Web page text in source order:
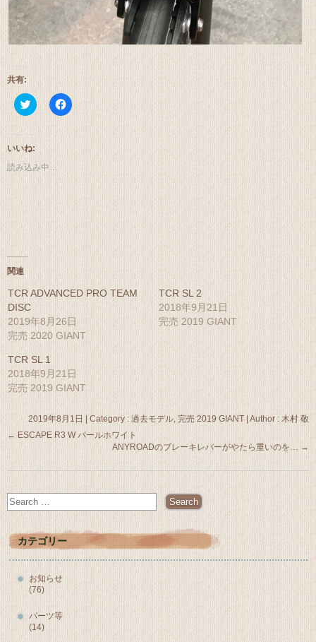
共有:
ク
リ
て
Twitter
で
共
し
開
ま
Facebook
で
ウ
ド
ウ
で
ま
す)
いいね:
読み込み中…
関連
TCR ADVANCED PRO TEAM
DISC
2019年8月26日
完売 2020 GIANT
TCR SL 2
2018年9月21日
完売 2019 GIANT
TCR SL 1
2018年9月21日
完売 2019 GIANT
2019年8月1日 | Category : 過去モデル, 完売 2019 GIANT | Author : 木村 敬
← ESCAPE R3 W パールホワイト
ANYROADのブレーキレバーがやたら重いのを… →
カテゴリー
お知らせ
(76)
パーツ等
(14)